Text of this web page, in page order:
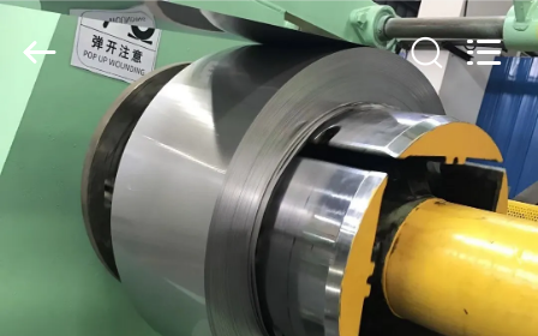
घर
उत्पादों
Guanglu
Co.,
Rights
Reserved.